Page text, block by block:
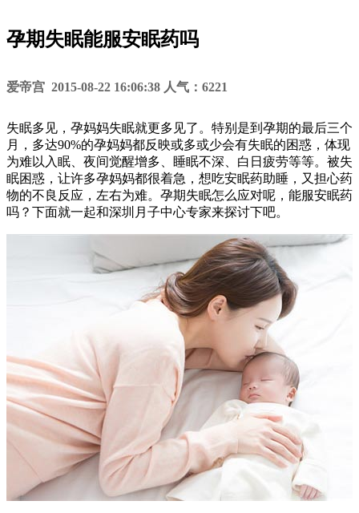
孕期失眠能服安眠药吗
爱帝宫 2015-08-22 16:06:38 人气：6221
失眠多见，孕妈妈失眠就更多见了。特别是到孕期的最后三个
月，多达90%的孕妈妈都反映或多或少会有失眠的困惑，体现
为难以入眠、夜间觉醒增多、睡眠不深、白日疲劳等等。被失
眠困惑，让许多孕妈妈都很着急，想吃安眠药助睡，又担心药
物的不良反应，左右为难。孕期失眠怎么应对呢，能服安眠药
吗？下面就一起和深圳月子中心专家来探讨下吧。